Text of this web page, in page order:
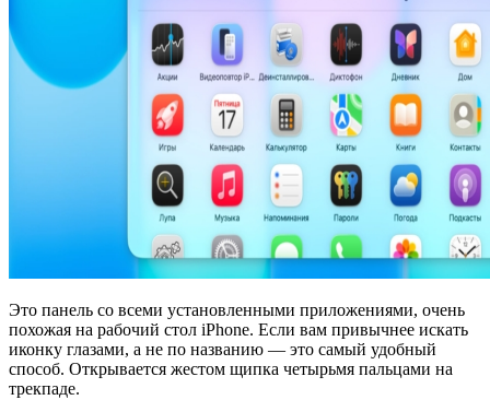
Это панель со всеми установленными приложениями, очень
похожая на рабочий стол iPhone. Если вам привычнее искать
иконку глазами, а не по названию — это самый удобный
способ. Открывается жестом щипка четырьмя пальцами на
трекпаде.